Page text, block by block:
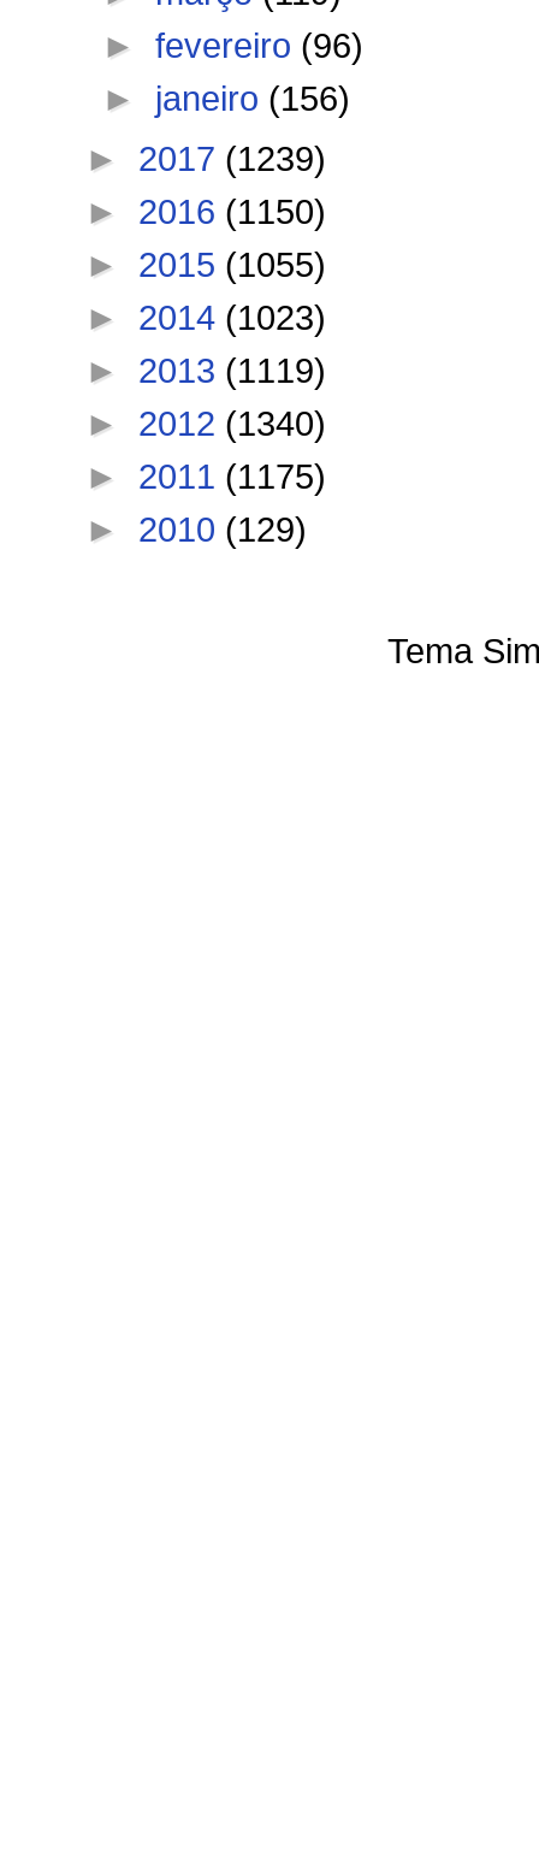
►fevereiro (96)
► janeiro (156)
► 2017 (1239)
► 2016 (1150)
► 2015 (1055)
► 2014 (1023)
► 2013 (1119)
► 2012 (1340)
► 2011 (1175)
► 2010 (129)
Tema